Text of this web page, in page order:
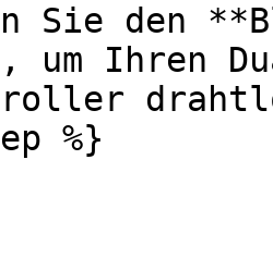
Sie den
um Ihren